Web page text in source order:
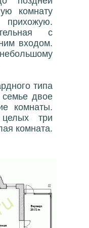
комнату
прихожую.
с
входом.
типа
семье двое
комнаты.
три
комната.